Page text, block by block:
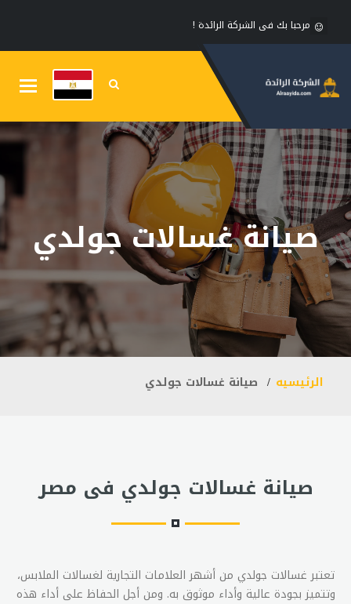
مرحبا بك فى الشركة الرائدة !
صيانة غسالات جولدي
الرئيسيه صيانة غسالات جولدي
صيانة غسالات جولدي فى مصر
تعتبر غسالات جولدي من أشهر العلامات التجارية لغسالات الملابس،
وتتميز بجودة عالية وأداء موثوق به. ومن أجل الحفاظ على أداء هذه